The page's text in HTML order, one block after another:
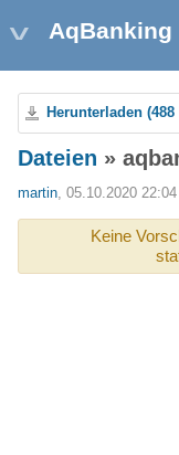
AqBanking
Herunterladen (488
Dateien »
martin, 05.10.2020 22:04
Keine